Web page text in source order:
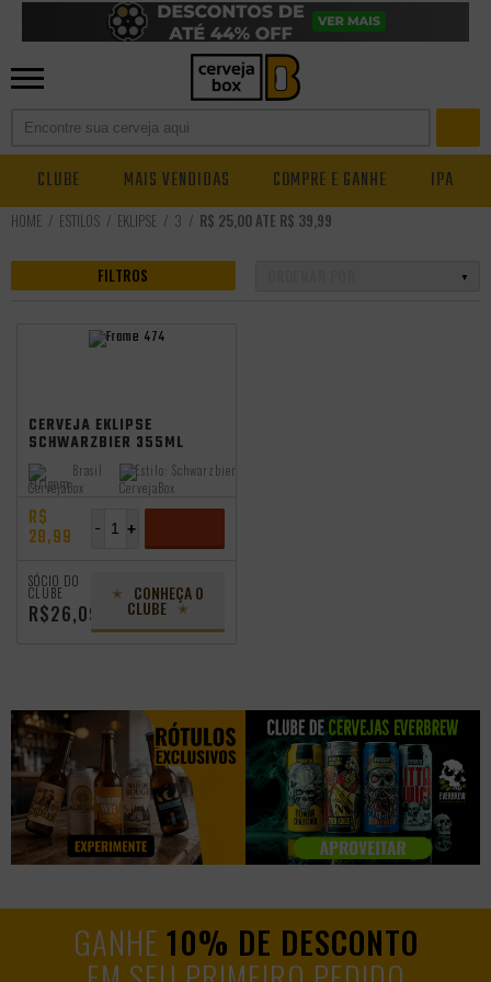
CLUBE MAIS VENDIDAS COMPRE E GANHE IPA
ESTILOS EKLIPSE 3 R$ 25,00 ATÉ R$ 39,99
FILTROS
CERVEJA EKLIPSE
SCHWARZBIER 355ML
Origem:
Brasil Estilo: Schwarzbier
R$
28,99 +
-
SÓCIO DO
CLUBE
R$26,09
CONHEÇA O
CLUBE
GANHE 10% DE DESCONTO